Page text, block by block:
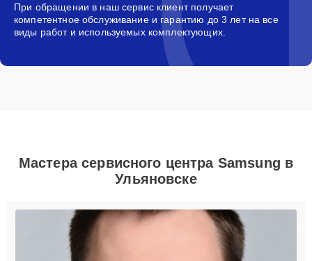
При обращении в наш сервис клиент получает
компетентное обслуживание и гарантию до 3 лет на все
виды работ и используемых комплектующих.
Мастера сервисного центра Samsung в
Ульяновске